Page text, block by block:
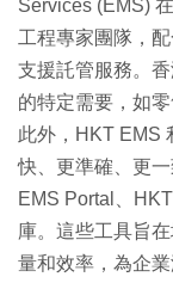
Services (EMS)
工程專家團隊，
支援託管服務。
的特定需要，如
此外，HKT EMS
快、更準確、更一
EMS Portal、
庫。這些工具旨
量和效率，為企業